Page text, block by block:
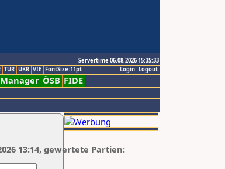
Servertime 06.08.2026 15:35:33
Logout
Login
TUR UKR VIE FontSize:11pt
ÖSB FIDE
13:14, gewertete Partien: